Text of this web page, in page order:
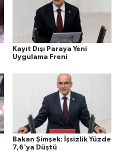
Kayıt Dışı Paraya Yeni
Uygulama Freni
Bakan Şimşek: İşsizlik Yüzde
7,6'ya Düştü